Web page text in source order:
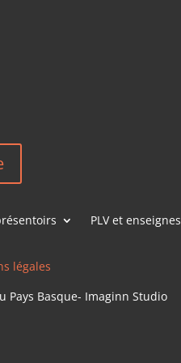
PLV et enseignes
légales
Pays Basque- Imaginn Studio